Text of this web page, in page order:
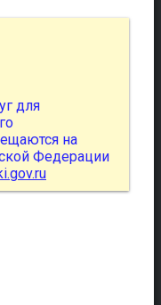
для
на
Федерации